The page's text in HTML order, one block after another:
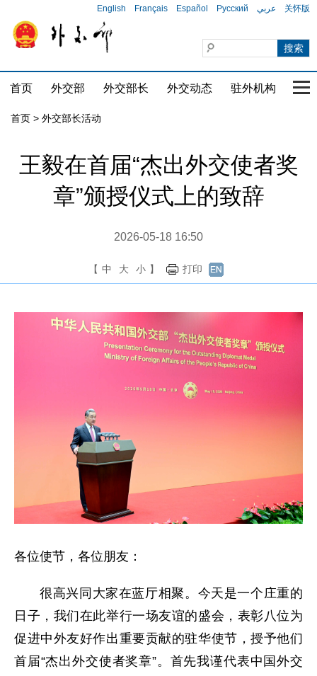
English Français Español Русский عربي 关怀版
首页 外交部 外交部长 外交动态 驻外机构 国
首页 > 外交部长活动
王毅在首届“杰出外交使者奖
章”颁授仪式上的致辞
2026-05-18 16:50
【 中 大 小 】 打印
各位使节，各位朋友：
很高兴同大家在蓝厅相聚。今天是一个庄重的
日子，我们在此举行一场友谊的盛会，表彰八位为
促进中外友好作出重要贡献的驻华使节，授予他们
首届“杰出外交使者奖章”。首先我谨代表中国外交